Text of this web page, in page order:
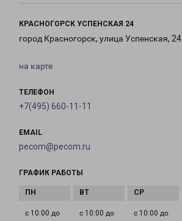
КРАСНОГОРСК УСПЕНСКАЯ 24
город Красногорск, улица Успенская, 24
на карте
ТЕЛЕФОН
+7(495) 660-11-11
EMAIL
pecom@pecom.ru
ГРАФИК РАБОТЫ
с 10:00 до
с 10:00 до
с 10:00 до